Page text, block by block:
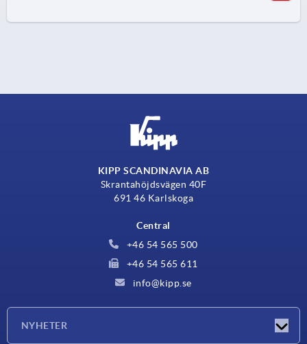
KIPP SCANDINAVIA AB
Skrantahöjdsvägen 40F
691 46 Karlskoga
Central
+46 54 565 500
+46 54 565 611
info@kipp.se
NYHETER